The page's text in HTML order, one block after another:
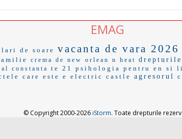
EMAG
de soare vacanta de vara 2026
crema de new orlean n heat drepturile
constanta te 21 psihologia pentru en si
care este e electric castle agresorul
© Copyright 2000-2026iStorm. Toate drepturile